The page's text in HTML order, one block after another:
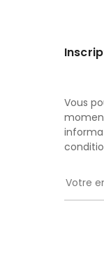
Vous